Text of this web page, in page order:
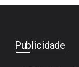
Publicidade